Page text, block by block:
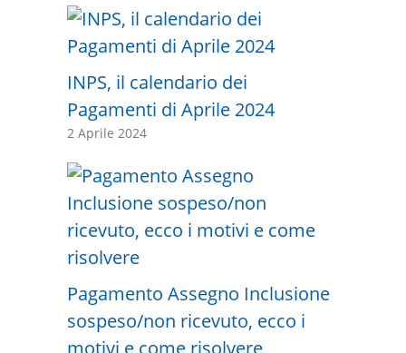
INPS, il calendario dei
Pagamenti di Aprile 2024
2 Aprile 2024
Pagamento Assegno Inclusione
sospeso/non ricevuto, ecco i
motivi e come risolvere